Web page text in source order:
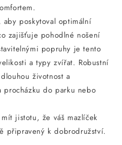
poskytoval optimální
zajišťuje pohodlné nošení
popruhy je tento
a typy zvířat. Robustní
životnost a
do parku nebo
jistotu, že váš mazlíček
připravený k dobrodružství.